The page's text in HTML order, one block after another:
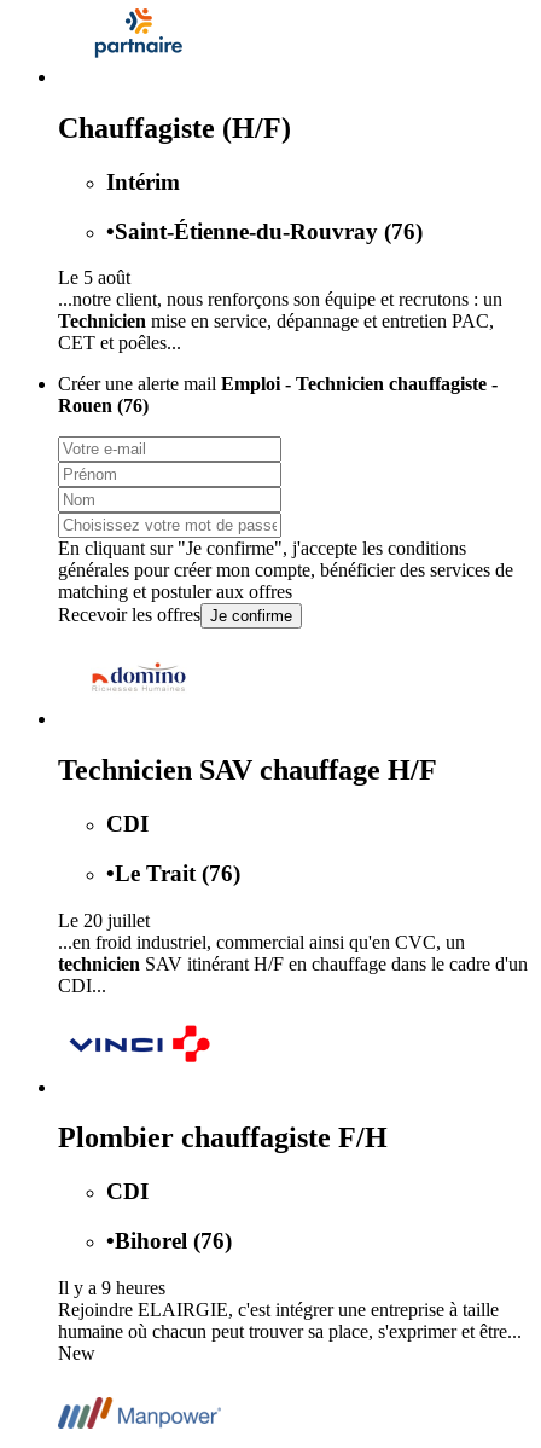
Chauffagiste (H/F)
Intérim
•Saint-Étienne-du-Rouvray (76)
Le 5 août
...notre client, nous renforçons son équipe et recrutons : un
Technicien mise en service, dépannage et entretien PAC,
CET et poêles...
Créer une alerte mail Emploi - Technicien chauffagiste -
Rouen (76)
En cliquant sur "Je confirme", j'accepte les conditions
générales pour créer mon compte, bénéficier des services de
matching et postuler aux offres
Recevoir les offres Je confirme
Technicien SAV chauffage H/F
CDI
•Le Trait (76)
Le 20 juillet
...en froid industriel, commercial ainsi qu'en CVC, un
technicien SAV itinérant H/F en chauffage dans le cadre d'un
CDI...
Plombier chauffagiste F/H
CDI
•Bihorel (76)
Il y a 9 heures
Rejoindre ELAIRGIE, c'est intégrer une entreprise à taille
humaine où chacun peut trouver sa place, s'exprimer et être...
New